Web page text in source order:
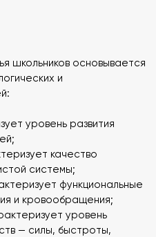
школьников основывается
и
уровень развития
качество
системы;
функциональные
и кровообращения;
уровень
— силы, быстроты,